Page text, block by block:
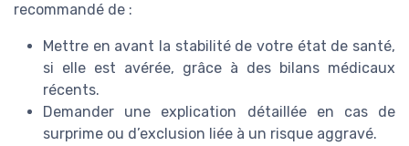
recommandé de :
Mettre en avant la stabilité de votre état de santé,
si elle est avérée, grâce à des bilans médicaux
récents.
Demander une explication détaillée en cas de
surprime ou d’exclusion liée à un risque aggravé.